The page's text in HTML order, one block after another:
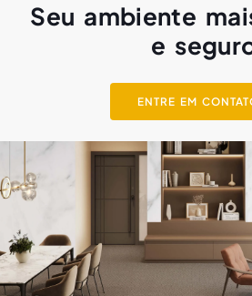
Seu ambiente
e
ENTRE EM